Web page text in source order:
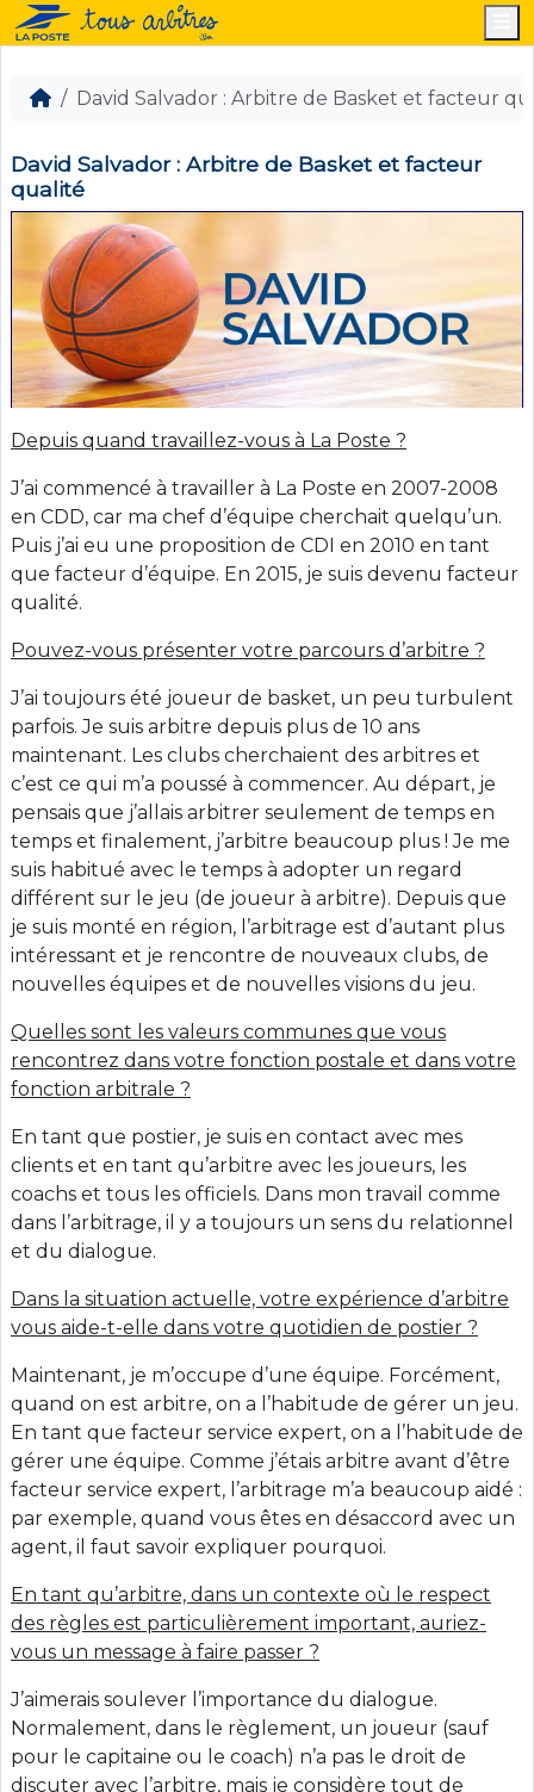
David Salvador : Arbitre de Basket et facteur
David Salvador : Arbitre de Basket et facteur
qualité
Depuis quand travaillez-vous à La Poste ?
J’ai commencé à travailler à La Poste en 2007-2008
en CDD, car ma chef d’équipe cherchait quelqu’un.
Puis j’ai eu une proposition de CDI en 2010 en tant
que facteur d’équipe. En 2015, je suis devenu facteur
qualité.
Pouvez-vous présenter votre parcours d’arbitre ?
J’ai toujours été joueur de basket, un peu turbulent
parfois. Je suis arbitre depuis plus de 10 ans
maintenant. Les clubs cherchaient des arbitres et
c’est ce qui m’a poussé à commencer. Au départ, je
pensais que j’allais arbitrer seulement de temps en
temps et finalement, j’arbitre beaucoup plus ! Je me
suis habitué avec le temps à adopter un regard
différent sur le jeu (de joueur à arbitre). Depuis que
je suis monté en région, l’arbitrage est d’autant plus
intéressant et je rencontre de nouveaux clubs, de
nouvelles équipes et de nouvelles visions du jeu.
Quelles sont les valeurs communes que vous
rencontrez dans votre fonction postale et dans votre
fonction arbitrale ?
En tant que postier, je suis en contact avec mes
clients et en tant qu’arbitre avec les joueurs, les
coachs et tous les officiels. Dans mon travail comme
dans l’arbitrage, il y a toujours un sens du relationnel
et du dialogue.
Dans la situation actuelle, votre expérience d’arbitre
vous aide-t-elle dans votre quotidien de postier ?
Maintenant, je m’occupe d’une équipe. Forcément,
quand on est arbitre, on a l’habitude de gérer un jeu.
En tant que facteur service expert, on a l’habitude de
gérer une équipe. Comme j’étais arbitre avant d’être
facteur service expert, l’arbitrage m’a beaucoup aidé :
par exemple, quand vous êtes en désaccord avec un
agent, il faut savoir expliquer pourquoi.
En tant qu’arbitre, dans un contexte où le respect
des règles est particulièrement important, auriez-
vous un message à faire passer ?
J’aimerais soulever l’importance du dialogue.
Normalement, dans le règlement, un joueur (sauf
pour le capitaine ou le coach) n’a pas le droit de
discuter avec l’arbitre, mais je considère tout de